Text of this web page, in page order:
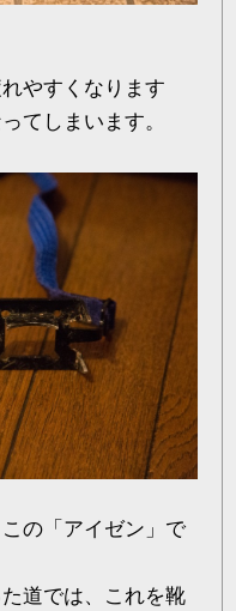
やすくなります
てしまいます。
の「アイゼン」で
道では、これを靴